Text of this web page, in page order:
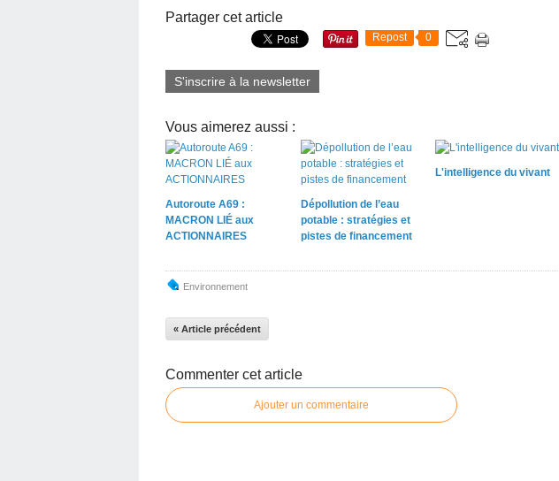
Partager cet article
Repost 0
S'inscrire à la newsletter
Vous aimerez aussi :
Autoroute A69 :
MACRON LIÉ aux
ACTIONNAIRES
Dépollution de l’eau
potable : stratégies et
pistes de financement
L'intelligence du vivant
Environnement
« Article précédent
Commenter cet article
Ajouter un commentaire